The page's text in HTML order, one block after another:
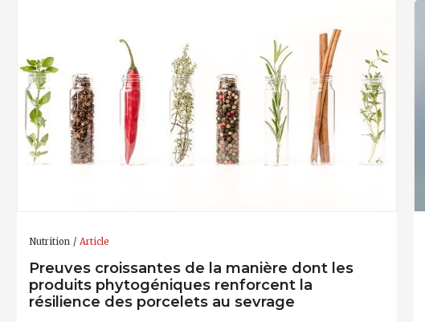
Nutrition Article
Preuves croissantes de la manière dont les
produits phytogéniques renforcent la
résilience des porcelets au sevrage